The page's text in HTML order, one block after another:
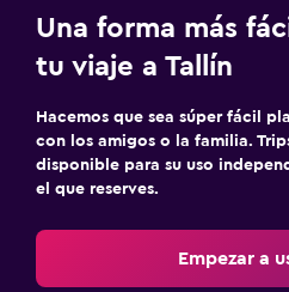
Una forma más
tu viaje a Tallín
Hacemos que sea súper fácil
con los amigos o la familia.
disponible para su uso
el que reserves.
Empezar a